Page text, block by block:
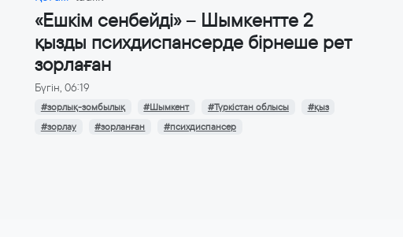
«Ешкім сенбейді» – Шымкентте 2
қызды психдиспансерде бірнеше рет
зорлаған
Бүгін, 06:19
#зорлық-зомбылық #Шымкент #Түркістан облысы
#қыз
#зорлау
#зорланған #психдиспансер